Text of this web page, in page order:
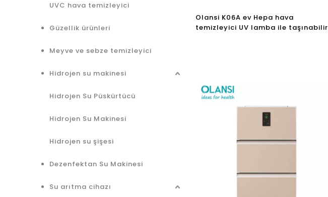
UVC hava temizleyici
Güzellik ürünleri
Meyve ve sebze temizleyici
Hidrojen su makinesi
Hidrojen Su Püskürtücü
Hidrojen Su Makinesi
Hidrojen su şişesi
Dezenfektan Su Makinesi
Su arıtma cihazı
Olansi K06A ev Hepa hava
temizleyici UV lamba ile taşınabilir